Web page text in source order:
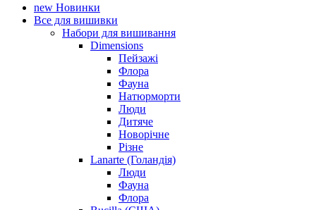
new Новинки
Все для вишивки
Набори для вишивання
Dimensions
Пейзажі
Флора
Фауна
Натюрморти
Люди
Дитяче
Новорічне
Різне
Lanarte (Голандія)
Люди
Фауна
Флора